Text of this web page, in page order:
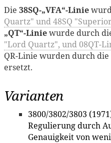
Die 38SQ-„VFA“-Linie
Quartz" und 48SQ
„QT“-Liniewurde durch
"Lord Quartz", und 08QT-
QR-Linie wurden durch
ersetzt.
Varianten
3800/3802/3803
Regulierung durch
Genauigkeit von